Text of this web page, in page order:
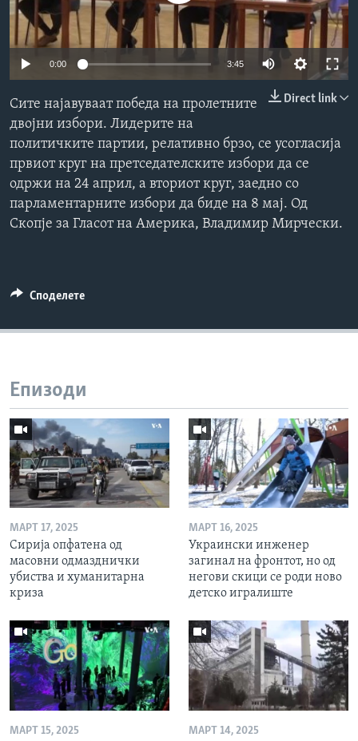
ИНТЕРВЈУА
Јазици
0:00 3:45
Direct link
Сите најавуваат победа на пролетните
двојни избори. Лидерите на
политичките партии, релативно брзо, се усогласија
првиот круг на претседателските избори да се
одржи на 24 април, а вториот круг, заедно со
парламентарните избори да биде на 8 мај. Од
Скопје за Гласот на Америка, Владимир Мирчески.
Споделете
Епизоди
МАРТ 17, 2025
Сирија опфатена од
масовни одмазднички
убиства и хуманитарна
криза
МАРТ 16, 2025
Украински инженер
загинал на фронтот, но од
негови скици се роди ново
детско игралиште
МАРТ 15, 2025 МАРТ 14, 2025